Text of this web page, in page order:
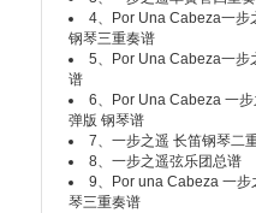
4、
Por Una Cabeza一步
钢琴三重奏谱
5、
Por Una Cabeza一步
谱
6、
Por Una Cabeza 一
弹版 钢琴谱
7、 一步之遥 长笛钢琴二
8、 一步之遥弦乐团总谱
9、
Por una Cabeza 一步
琴三重奏谱